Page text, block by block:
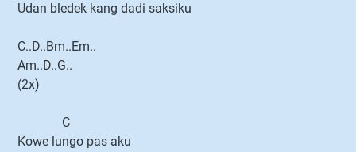
Udan bledek kang dadi saksiku
C..D..Bm..Em..
Am..D..G..
(2x)
C
Kowe lungo pas aku